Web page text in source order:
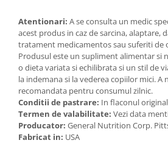
Atentionari: A se consulta un medic
acest produs in caz de sarcina, alaptare,
tratament medicamentos sau suferiti de
Produsul este un supliment alimentar si
o dieta variata si echilibrata si un stil de
la indemana si la vederea copiilor mici. A
recomandata pentru consumul zilnic.
Conditii de pastrare: In flaconul
Termen de valabilitate: Vezi data
Producator: General Nutrition Corp.
Fabricat in: USA